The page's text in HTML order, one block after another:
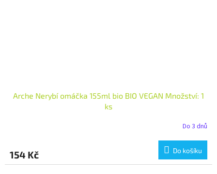
Arche Nerybí omáčka 155ml bio BIO VEGAN Množství: 1
ks
Do 3 dnů
154 Kč Do košíku